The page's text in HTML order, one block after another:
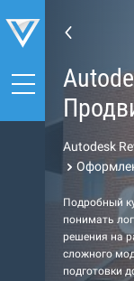
Autodesk
Подробный
понимать
решения на
сложного
подготовки